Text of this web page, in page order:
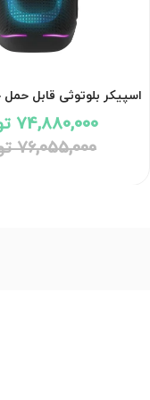
ماهه شرکتی
74,880,000 تومان
76,055,000 تومان